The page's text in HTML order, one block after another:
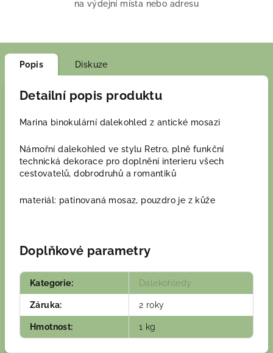
na výdejní místa nebo adresu
Popis Diskuze
Detailní popis produktu
Marina binokulární dalekohled z antické mosazi
Námořní dalekohled ve stylu Retro, plně funkční
technická dekorace pro doplnění interieru všech
cestovatelů, dobrodruhů a romantiků
materiál: patinovaná mosaz, pouzdro je z kůže
Doplňkové parametry
Kategorie: Dalekohledy
Záruka: 2 roky
Hmotnost: 1 kg